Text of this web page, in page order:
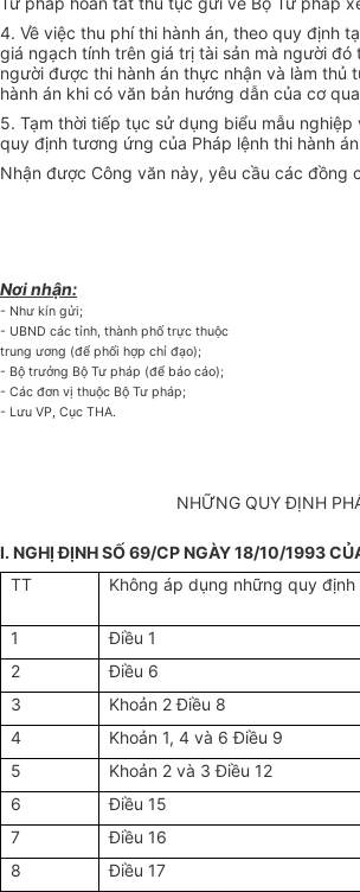
4. Về việc thu phí thi hành án, theo quy định
giá ngạch tính trên giá trị tài sản mà người
người được thi hành án thực nhận và làm thủ
hành án khi có văn bản hướng dẫn của cơ
5. Tạm thời tiếp tục sử dụng biểu mẫu
quy định tương ứng của Pháp lệnh thi hành
Nhận được Công văn này, yêu cầu các đồng
Nơi nhận:
- Như kín gửi;
- UBND các tỉnh, thành phố trực thuộc
trung ương (để phối hợp chỉ đạo);
- Bộ trưởng Bộ Tư pháp (để báo cáo);
- Các đơn vị thuộc Bộ Tư pháp;
- Lưu VP, Cục THA.
NHỮNG QUY ĐỊNH
I. NGHỊ ĐỊNH SỐ 69/CP NGÀY 18/10/1993
TT
Không áp dụng những quy
1
Điều 1
2
Điều 6
3
Khoản 2 Điều 8
4
Khoản 1, 4 và 6 Điều 9
5
Khoản 2 và 3 Điều 12
6
Điều 15
7
Điều 16
8
Điều 17